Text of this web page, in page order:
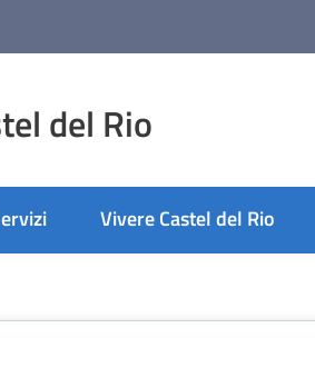
del Rio
Vivere Castel del Rio